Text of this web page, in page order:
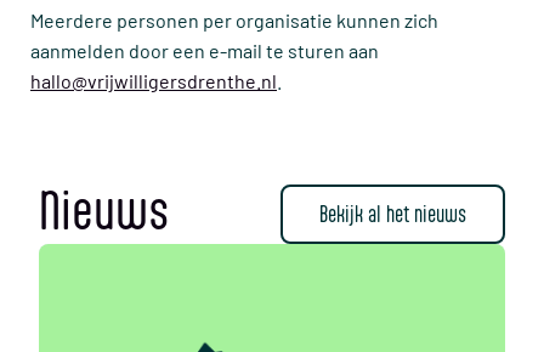
Meerdere personen per organisatie kunnen zich
aanmelden door een e-mail te sturen aan
hallo@vrijwilligersdrenthe.nl
Nieuws Bekijk al het nieuws